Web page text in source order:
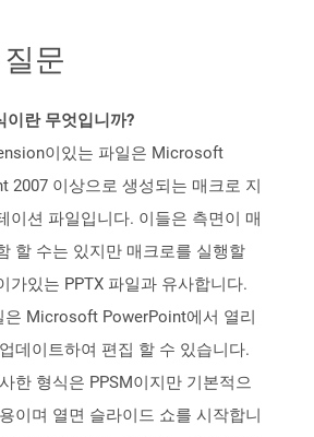
문
이란 무엇입니까?
이있는 파일은 Microsoft
2007 이상으로 생성되는 매크로 지
이션 파일입니다. 이들은 측면이 매
할 수는 있지만 매크로를 실행할
가있는 PPTX 파일과 유사합니다.
은 Microsoft PowerPoint에서 열리
데이트하여 편집 할 수 있습니다.
한 형식은 PPSM이지만 기본적으
이며 열면 슬라이드 쇼를 시작합니